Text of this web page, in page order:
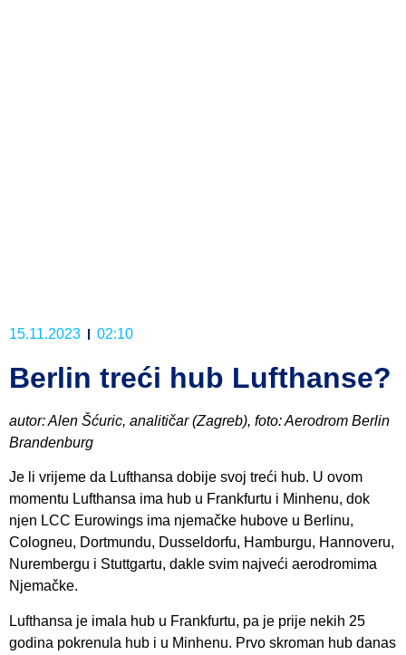
15.11.2023 02:10
Berlin treći hub Lufthanse?
autor: Alen Šćuric, analitičar (Zagreb), foto: Aerodrom Berlin
Brandenburg
Je li vrijeme da Lufthansa dobije svoj treći hub. U ovom
momentu Lufthansa ima hub u Frankfurtu i Minhenu, dok
njen LCC Eurowings ima njemačke hubove u Berlinu,
Cologneu, Dortmundu, Dusseldorfu, Hamburgu, Hannoveru,
Nurembergu i Stuttgartu, dakle svim najveći aerodromima
Njemačke.
Lufthansa je imala hub u Frankfurtu, pa je prije nekih 25
godina pokrenula hub i u Minhenu. Prvo skroman hub danas